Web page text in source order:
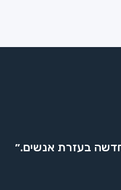
חדשה בעזרת אנשים.״